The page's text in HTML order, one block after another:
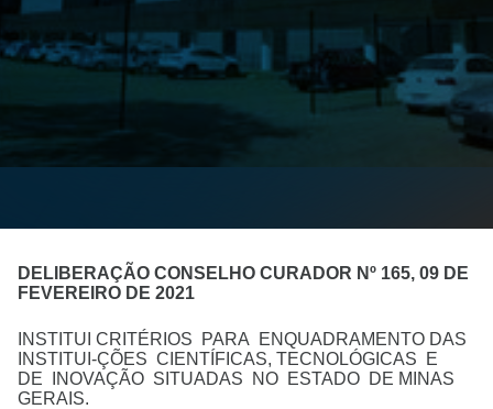
DELIBERAÇÃO CONSELHO CURADOR Nº 165, 09 DE
FEVEREIRO DE 2021
INSTITUI CRITÉRIOS PARA ENQUADRAMENTO DAS
INSTITUI-ÇÕES CIENTÍFICAS, TECNOLÓGICAS E
DE INOVAÇÃO SITUADAS NO ESTADO DE MINAS
GERAIS.